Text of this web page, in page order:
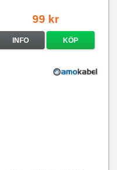
99 kr
INFO KÖP